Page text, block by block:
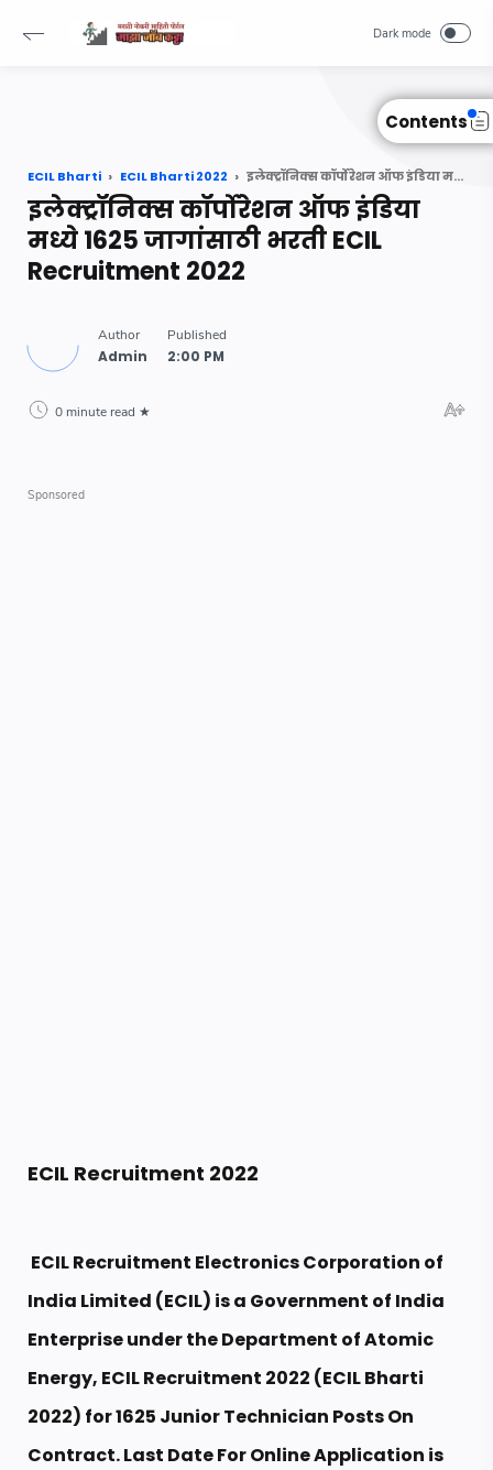
Contents
ECIL Bharti ECIL Bharti 2022 इलेक्ट्रॉनिक्स कॉर्पोरेशन ऑफ इंडिया मध्ये 1625 जागांसाठी भरती ECIL Recruitment 2022
इलेक्ट्रॉनिक्स कॉर्पोरेशन ऑफ इंडिया
मध्ये 1625 जागांसाठी भरती ECIL
Recruitment 2022
0 minute read
ECIL Recruitment 2022
ECIL Recruitment Electronics Corporation of
India Limited (ECIL) is a Government of India
Enterprise under the Department of Atomic
Energy, ECIL Recruitment 2022 (ECIL Bharti
2022) for 1625 Junior Technician Posts On
Contract. Last Date For Online Application is